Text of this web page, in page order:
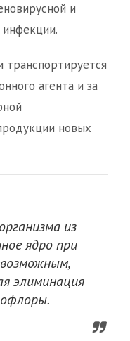
и
транспортируется
агента и за
новых
из
ядро при
элиминация